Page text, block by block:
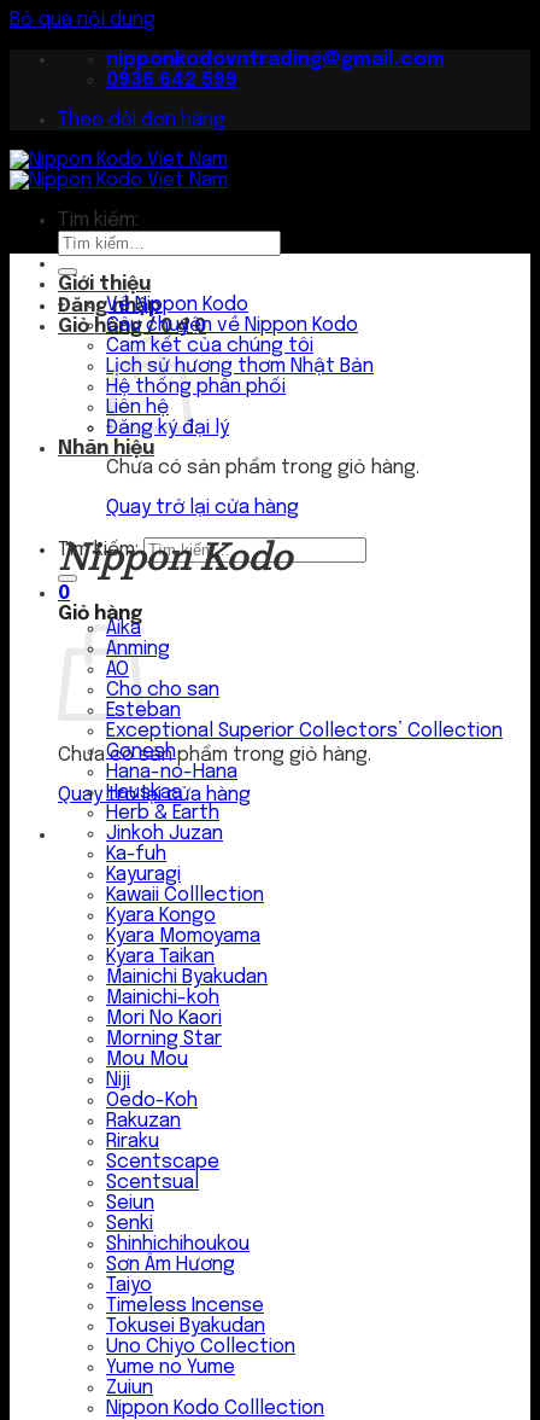
Bỏ qua nội dung
nipponkodovntrading@gmail.com
0936 642 599
Theo dõi đơn hàng
Tìm kiếm:
Đăng nhập
Giỏ hàng /0₫ 0
Chưa có sản phẩm trong giỏ hàng.
Quay trở lại cửa hàng
Tìm kiếm:
0
Giỏ hàng
Chưa có sản phẩm trong giỏ hàng.
Quay trở lại cửa hàng
Giới thiệu
Về Nippon Kodo
Câu chuyện về Nippon Kodo
Cam kết của chúng tôi
Lịch sử hương thơm Nhật Bản
Hệ thống phân phối
Liên hệ
Đăng ký đại lý
Nhãn hiệu
Nippon Kodo
Aika
Anming
AO
Cho cho san
Esteban
Exceptional Superior Collectors’ Collection
Gonesh
Hana-no-Hana
Hauskaa
Herb & Earth
Jinkoh Juzan
Ka-fuh
Kayuragi
Kawaii Colllection
Kyara Kongo
Kyara Momoyama
Kyara Taikan
Mainichi Byakudan
Mainichi-koh
Mori No Kaori
Morning Star
Mou Mou
Niji
Oedo-Koh
Rakuzan
Riraku
Scentscape
Scentsual
Seiun
Senki
Shinhichihoukou
Sơn Âm Hương
Taiyo
Timeless Incense
Tokusei Byakudan
Uno Chiyo Collection
Yume no Yume
Zuiun
Nippon Kodo Colllection